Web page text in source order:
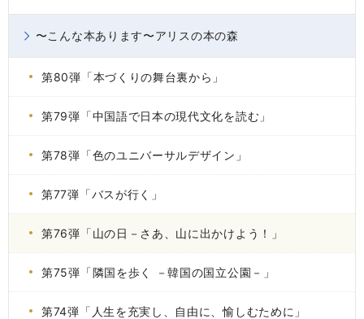
〜こんな本あります〜アリスの本の森
第80弾「本づくりの舞台裏から」
第79弾「中国語で日本の現代文化を読む」
第78弾「色のユニバーサルデザイン」
第77弾「バスが行く」
第76弾「山の日－さあ、山に出かけよう！」
第75弾「隣国を歩く －韓国の国立公園－」
第74弾「人生を充実し、自由に、愉しむために」